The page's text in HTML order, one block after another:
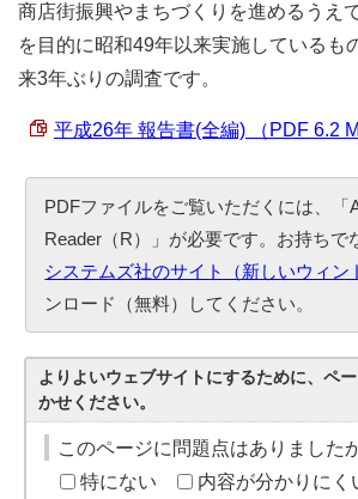
商店街振興やまちづくりを進めるうえ
を目的に昭和49年以来実施しているも
来3年ぶりの調査です。
平成26年 報告書(全編) （PDF 6.2
PDFファイルをご覧いただくには、「
Reader（R）」が必要です。お持ちで
システムズ社のサイト（新しいウィン
ンロード（無料）してください。
よりよいウェブサイトにするために、ペ
かせください。
このページに問題点はありました
特にない
内容が分かりにく